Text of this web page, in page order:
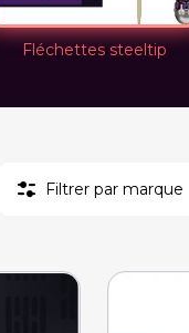
Fléchettes steeltip
Filtrer par marque